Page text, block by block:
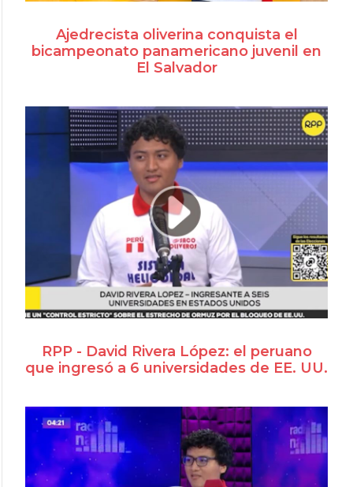
Ajedrecista oliverina conquista el
bicampeonato panamericano juvenil en
El Salvador
RPP - David Rivera López: el peruano
que ingresó a 6 universidades de EE. UU.